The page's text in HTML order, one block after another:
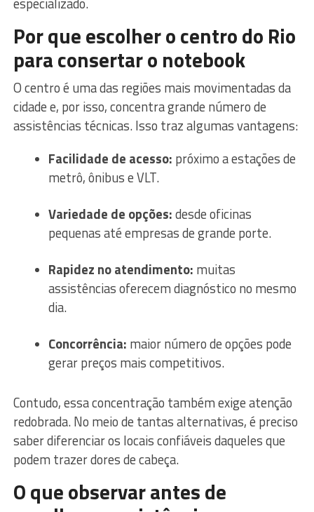
Por que escolher o centro do Rio
para consertar o notebook
O centro é uma das regiões mais movimentadas da
cidade e, por isso, concentra grande número de
assistências técnicas. Isso traz algumas vantagens:
Facilidade de acesso: próximo a estações de
metrô, ônibus e VLT.
Variedade de opções:desde oficinas
pequenas até empresas de grande porte.
Rapidez no atendimento: muitas
assistências oferecem diagnóstico no mesmo
dia.
Concorrência: maior número de opções pode
gerar preços mais competitivos.
Contudo, essa concentração também exige atenção
redobrada. No meio de tantas alternativas, é preciso
saber diferenciar os locais confiáveis daqueles que
podem trazer dores de cabeça.
O que observar antes de